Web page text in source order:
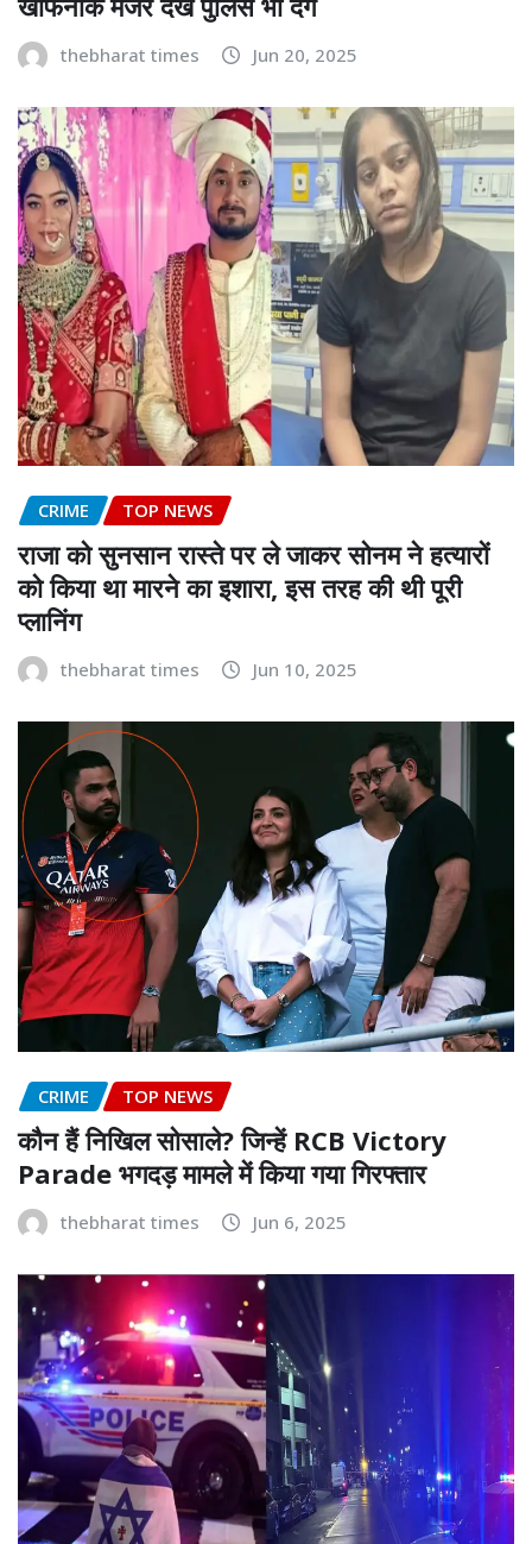
thebharat times Jun 20, 2025
CRIME TOP NEWS
राजा को सुनसान रास्ते पर ले जाकर सोनम ने हत्यारों
को किया था मारने का इशारा, इस तरह की थी पूरी
प्लानिंग
thebharat times Jun 10, 2025
CRIME TOP NEWS
कौन हैं निखिल सोसाले? जिन्हें RCB Victory
Parade भगदड़ मामले में किया गया गिरफ्तार
thebharat times Jun 6, 2025